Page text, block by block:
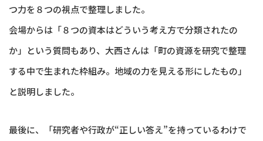
つ力を８つの視点で整理しました。
会場からは「８つの資本はどういう考え方で分類されたの
か」という質問もあり、大西さんは「町の資源を研究で整理
する中で生まれた枠組み。地域の力を見える形にしたもの」
と説明しました。
最後に、「研究者や行政が“正しい答え”を持っているわけで